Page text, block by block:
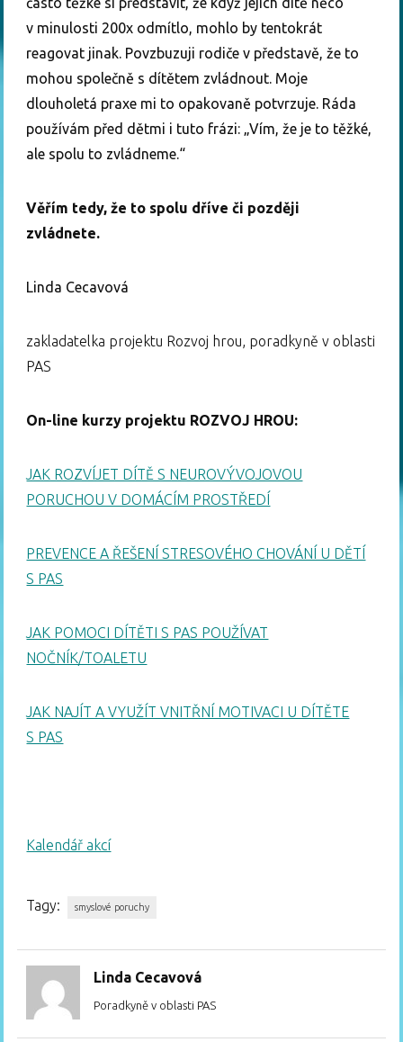
v minulosti 200x odmítlo, mohlo by tentokrát
reagovat jinak. Povzbuzuji rodiče v představě, že to
mohou společně s dítětem zvládnout. Moje
dlouholetá praxe mi to opakovaně potvrzuje. Ráda
používám před dětmi i tuto frázi: „Vím, že je to těžké,
ale spolu to zvládneme.“
Věřím tedy, že to spolu dříve či později
zvládnete.
Linda Cecavová
zakladatelka projektu Rozvoj hrou, poradkyně v oblasti
PAS
On-line kurzy projektu ROZVOJ HROU:
JAK ROZVÍJET DÍTĚ S NEUROVÝVOJOVOU
PORUCHOU V DOMÁCÍM PROSTŘEDÍ
PREVENCE A ŘEŠENÍ STRESOVÉHO CHOVÁNÍ U DĚTÍ
S PAS
JAK POMOCI DÍTĚTI S PAS POUŽÍVAT
NOČNÍK/TOALETU
JAK NAJÍT A VYUŽÍT VNITŘNÍ MOTIVACI U DÍTĚTE
S PAS
Kalendář akcí
Tagy: smyslové poruchy
Linda Cecavová
Poradkyně v oblasti PAS